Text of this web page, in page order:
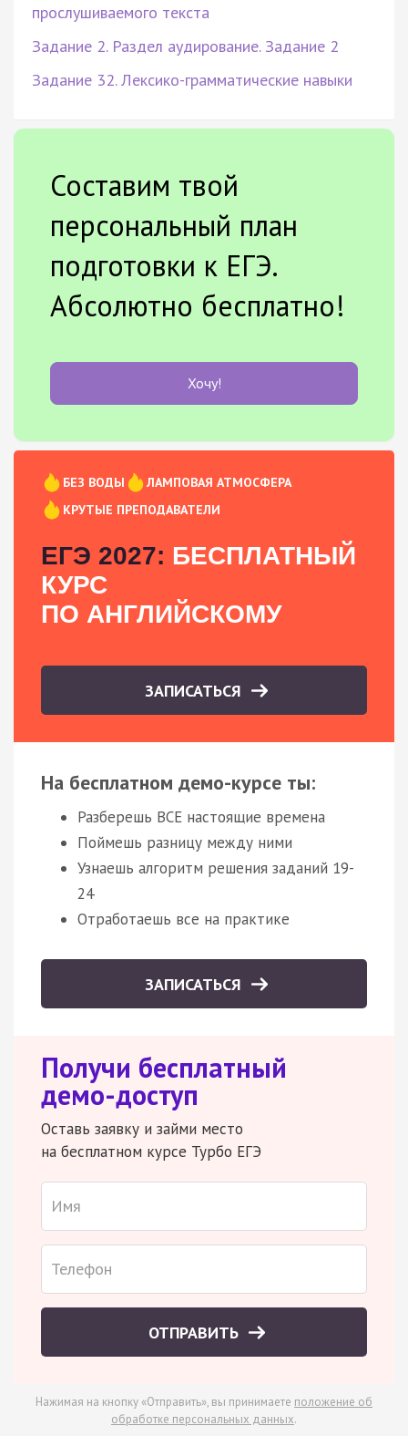
прослушиваемого текста
Задание 2. Раздел аудирование. Задание 2
Задание 32. Лексико-грамматические навыки
Составим твой
персональный план
подготовки к ЕГЭ.
Абсолютно бесплатно!
Хочу!
БЕЗ ВОДЫ
ЛАМПОВАЯ АТМОСФЕРА
КРУТЫЕ ПРЕПОДАВАТЕЛИ
ЕГЭ 2027: БЕСПЛАТНЫЙ
КУРС
ПО АНГЛИЙСКОМУ
ЗАПИСАТЬСЯ
На бесплатном демо-курсе ты:
Разберешь ВСЕ настоящие времена
Поймешь разницу между ними
Узнаешь алгоритм решения заданий 19-
24
Отработаешь все на практике
ЗАПИСАТЬСЯ
Получи бесплатный
демо-доступ
Оставь заявку и займи место
на бесплатном курсе Турбо ЕГЭ
ОТПРАВИТЬ
Нажимая на кнопку «Отправить», вы принимаете положение об
обработке персональных данных.